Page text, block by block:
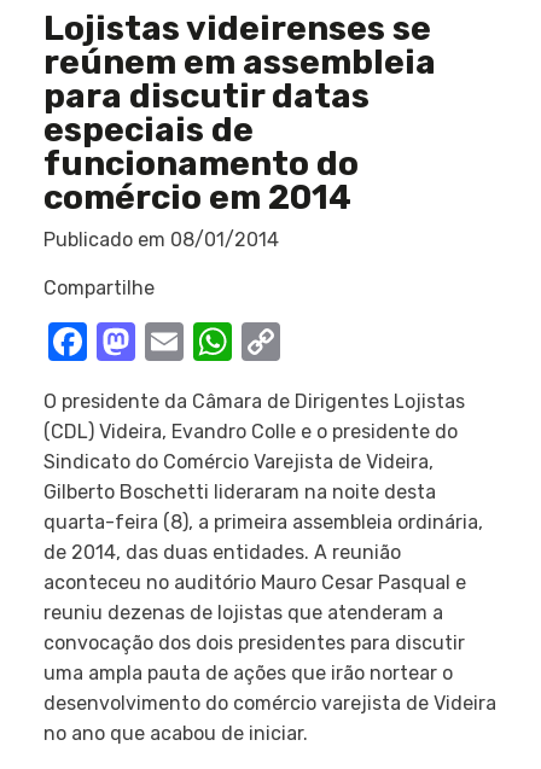
Lojistas videirenses se
reúnem em assembleia
para discutir datas
especiais de
funcionamento do
comércio em 2014
Publicado em 08/01/2014
Compartilhe
Facebook
Mastodon
EmailWhatsApp
O presidente da Câmara de Dirigentes Lojistas
(CDL) Videira, Evandro Colle e o presidente do
Sindicato do Comércio Varejista de Videira,
Gilberto Boschetti lideraram na noite desta
quarta-feira (8), a primeira assembleia ordinária,
de 2014, das duas entidades. A reunião
aconteceu no auditório Mauro Cesar Pasqual e
reuniu dezenas de lojistas que atenderam a
convocação dos dois presidentes para discutir
uma ampla pauta de ações que irão nortear o
desenvolvimento do comércio varejista de Videira
no ano que acabou de iniciar.